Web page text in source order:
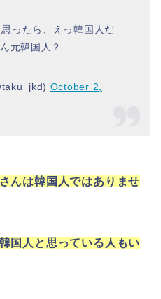
ったら、えっ韓国人だ
元韓国人？
October 2,
んは韓国人ではありませ
国人と思っている人もい